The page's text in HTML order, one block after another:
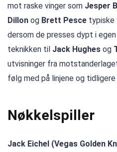
mot raske vinger som Jesper
Dillon og Brett Pesce typiske
dersom de presses dypt i
teknikken til Jack Hughes og
utvisninger fra
følg med på linjene og
Nøkkelspiller
Jack Eichel (Vegas Golden